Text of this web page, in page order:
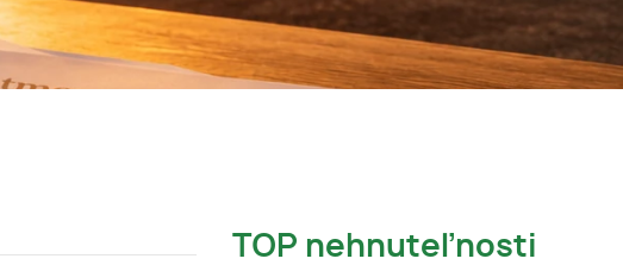
TOP nehnuteľnosti